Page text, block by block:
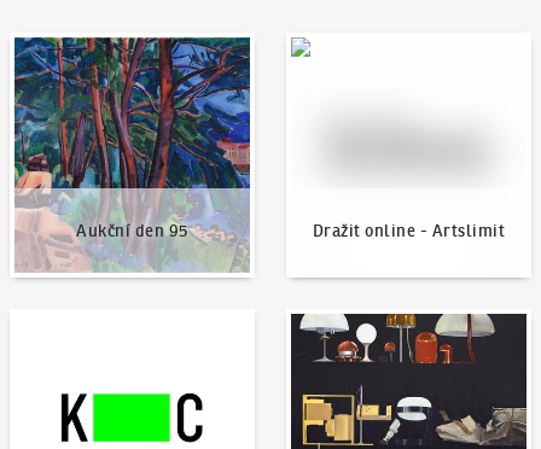
Aukční den 95
Aukční den 95
Dražit online - Artslimit
Dražit online - Artslimit
Aktuality